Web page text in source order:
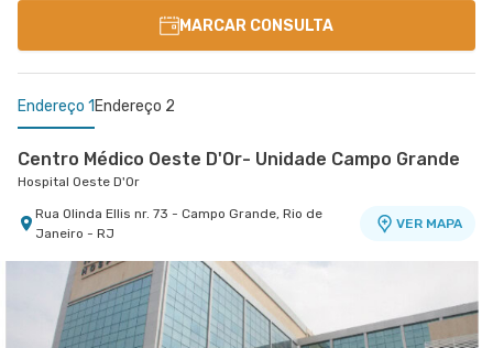
MARCAR CONSULTA
Endereço 1 Endereço 2
Centro Médico Oeste D'Or- Unidade Campo Grande
Hospital Oeste D'Or
Rua Olinda Ellis nr. 73 - Campo Grande, Rio de
Janeiro - RJ
VER MAPA
Centro Médico Rio Barra - Unidade Barra
Rio Barra Ambulatório
Rua Augusto Camossa Saldanha nr. 55 1º Andar
- Barra da Tijuca, Rio de Janeiro - RJ
VER MAPA